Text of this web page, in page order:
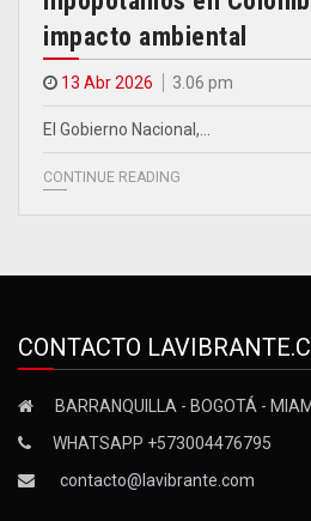
impacto ambiental
13 Abr 2026 3.06 pm
El Gobierno Nacional,…
CONTINUE READING
CONTACTO
BARRANQUILLA - BOGOTÁ - MIAMI
WHATSAPP +573004476795
contacto@lavibrante.com